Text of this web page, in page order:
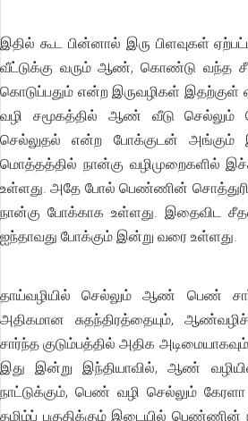
இதில் கூட பின்னால் இரு பிளவுகள்
வீட்டுக்கு வரும் ஆண், கொண்டு வந்த
கொடுப்பதும் என்ற இருவழிகள்
வழி சமூகத்தில் ஆண் வீடு
செல்லுதல் என்ற போக்குடன் அங்கும்
மொத்தத்தில் நான்கு வழிமுறைகளில்
உள்ளது. அதே போல் பெண்ணின்
நான்கு போக்காக உள்ளது. இதைவிட
ஐந்தாவது போக்கும் இன்று வரை உள்ளது.
தாய்வழியில் செல்லும் ஆண் பெண்
அதிகமான சுதந்திரத்தையும்,
சார்ந்த குடும்பத்தில் அதிக
இது இன்று இந்தியாவில், ஆண்
நாட்டுக்கும், பெண் வழி செல்லும்
தமிழ்ப் பகுதிக்கும் இடையில் பெண்ணின்